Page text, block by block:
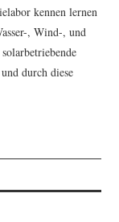
kennen lernen
, Wind-, und
durch diese